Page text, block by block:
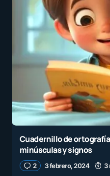
Cuadernillo de
minúsculas y signos
2 3 febrero, 2024 3